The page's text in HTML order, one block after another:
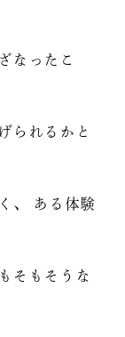
なったこ
られるかと
、 ある体験
そもそうな